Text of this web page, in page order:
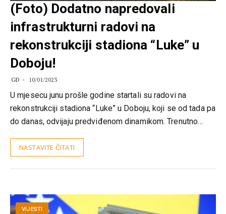
(Foto) Dodatno napredovali
infrastrukturni radovi na
rekonstrukciji stadiona “Luke” u
Doboju!
GD 10/01/2023
U mjesecu junu prošle godine startali su radovi na
rekonstrukciji stadiona “Luke” u Doboju, koji se od tada pa
do danas, odvijaju predviđenom dinamikom. Trenutno…
NASTAVITE ČITATI
VIJESTI